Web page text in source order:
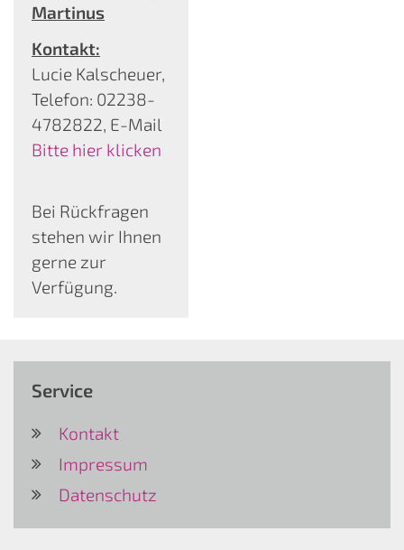
Martinus
Kontakt:
Lucie Kalscheuer,
Telefon: 02238-
4782822, E-Mail
Bitte hier klicken
Bei Rückfragen
stehen wir Ihnen
gerne zur
Verfügung.
Service
Kontakt
Impressum
Datenschutz